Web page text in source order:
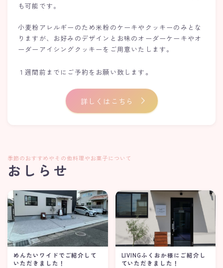
も可能です。
小麦粉アレルギーのため米粉のケーキやクッキーのみとな
りますが、お好みのデザインとお味のオーダーケーキやオ
ーダーアイシングクッキーをご用意いたします。
１週間前までにご予約をお願い致します 。
詳しくはこちら
季節のおすすめやその他料理やお菓子について
おしらせ
めんたいワイドでご紹介して
いただきました！
LIVINGふくおか様にご紹介し
ていただきました！